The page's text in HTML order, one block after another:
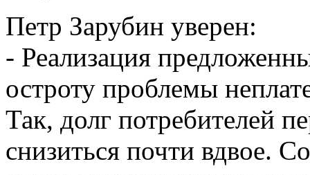
Петр Зарубин уверен:
- Реализация
остроту проблемы
Так, долг потребителей
снизиться почти вдвое.